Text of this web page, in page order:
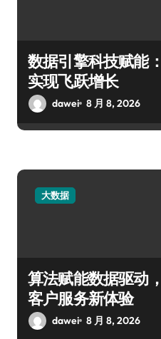
数据引擎科技赋能
实现飞跃增长
dawei 8 月 8, 2026
大数据
算法赋能数据驱动
客户服务新体验
dawei 8 月 8, 2026